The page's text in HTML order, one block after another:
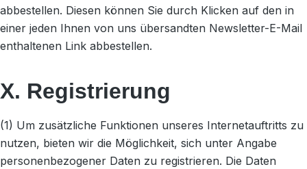
abbestellen. Diesen können Sie durch Klicken auf den in
einer jeden Ihnen von uns übersandten Newsletter-E-Mail
enthaltenen Link abbestellen.
X. Registrierung
(1) Um zusätzliche Funktionen unseres Internetauftritts zu
nutzen, bieten wir die Möglichkeit, sich unter Angabe
personenbezogener Daten zu registrieren. Die Daten